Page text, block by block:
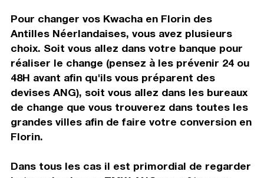
Pour changer vos Kwacha en Florin des
Antilles Néerlandaises, vous avez plusieurs
choix. Soit vous allez dans votre banque pour
réaliser le change (pensez à les prévenir 24 ou
48H avant afin qu'ils vous préparent des
devises ANG), soit vous allez dans les bureaux
de change que vous trouverez dans toutes les
grandes villes afin de faire votre conversion en
Florin.
Dans tous les cas il est primordial de regarder